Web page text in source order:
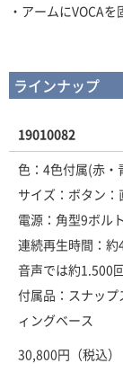
・アームにVOCA
ラインナップ
19010082
色：4色付属(赤・
サイズ：ボタン
電源：角型9ボル
連続再生時間：
音声では約1.500
付属品：スナッ
ィングベース
30,800円（税込）